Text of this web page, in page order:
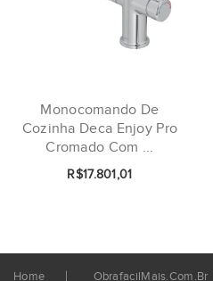
Monocomando De
Cozinha Deca Enjoy Pro
Cromado Com ...
R$17.801,01
Home ObrafacilMais.com.br